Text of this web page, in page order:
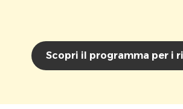
Scopri il programma per i